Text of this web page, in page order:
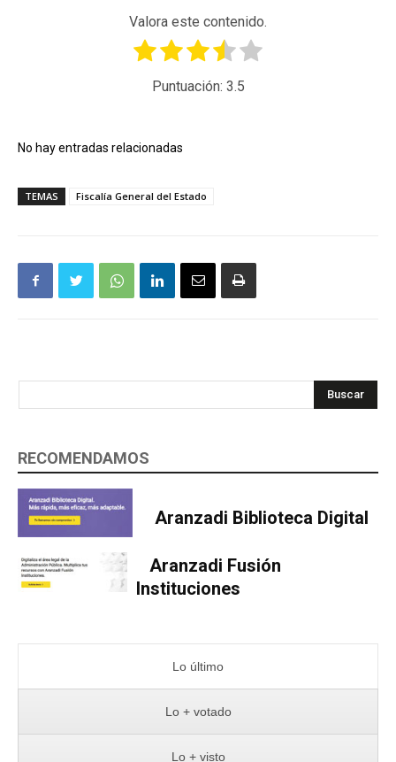
Valora este contenido.
Puntuación: 3.5
No hay entradas relacionadas
TEMAS Fiscalía General del Estado
Buscar
RECOMENDAMOS
Aranzadi Biblioteca Digital
Aranzadi Fusión
Instituciones
Lo último
Lo + votado
Lo + visto